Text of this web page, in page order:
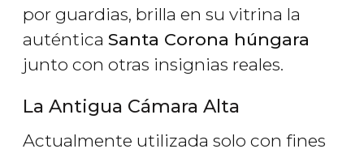
por guardias, brilla en su vitrina la
auténtica Santa Corona húngara
junto con otras insignias reales.
La Antigua Cámara Alta
Actualmente utilizada solo con fines